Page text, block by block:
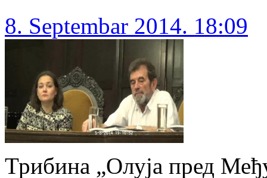
8. Septembar 2014. 18:09
Трибина „Олуја пред